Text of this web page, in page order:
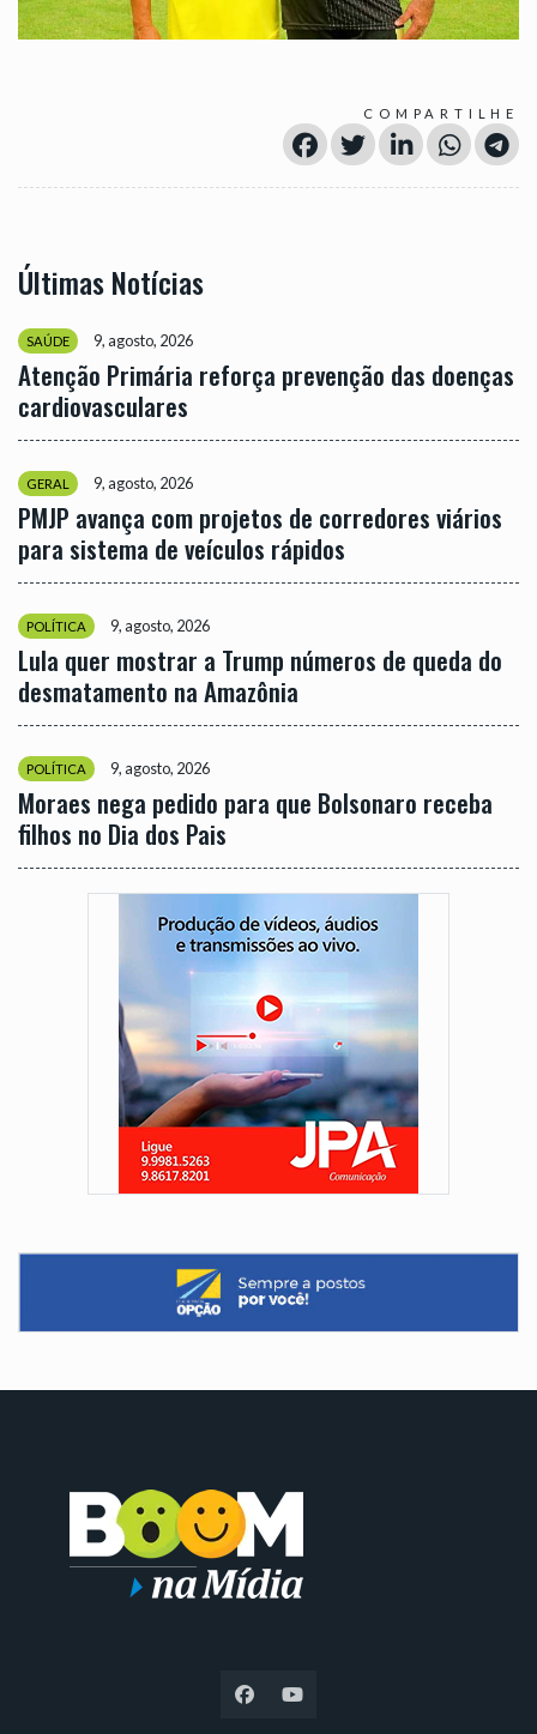
COMPARTILHE
Últimas Notícias
SAÚDE 9, agosto, 2026
Atenção Primária reforça prevenção das doenças
cardiovasculares
GERAL 9, agosto, 2026
PMJP avança com projetos de corredores viários
para sistema de veículos rápidos
POLÍTICA 9, agosto, 2026
Lula quer mostrar a Trump números de queda do
desmatamento na Amazônia
POLÍTICA 9, agosto, 2026
Moraes nega pedido para que Bolsonaro receba
filhos no Dia dos Pais